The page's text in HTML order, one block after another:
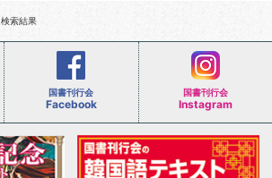
検索結果
国書刊行会
Facebook
国書刊行会
Instagram